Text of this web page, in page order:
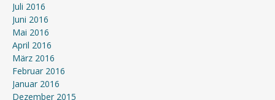
Juli 2016
Juni 2016
Mai 2016
April 2016
März 2016
Februar 2016
Januar 2016
Dezember 2015